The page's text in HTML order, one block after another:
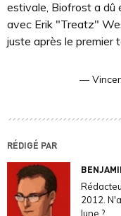
estivale, Biofrost a dû
avec Erik "Treatz"
juste après le premier
—
RÉDIGÉ PAR
2012.
lune ?